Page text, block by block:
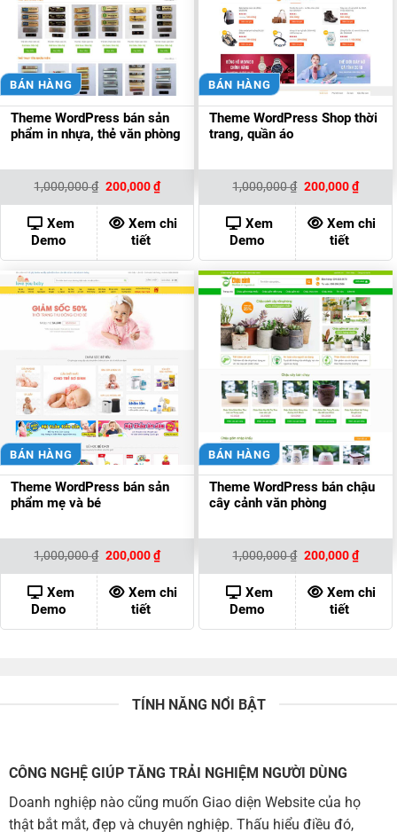
BÁN HÀNG
Theme WordPress bán sản
phẩm in nhựa, thẻ văn phòng
1,000,000₫ Giá
là:
1,000,000 ₫.
200,000₫Giá
hiện
tại
là:
200,000 ₫.
Xem
Demo
Xem chi
tiết
BÁN HÀNG
Theme WordPress Shop thời
trang, quần áo
1,000,000₫ Giá
là:
1,000,000 ₫.
200,000₫Giá
hiện
tại
là:
Xem
Demo
Xem chi
tiết
BÁN HÀNG
Theme WordPress bán sản
phẩm mẹ và bé
1,000,000₫ Giá
là:
1,000,000 ₫.
200,000₫Giá
hiện
tại
là:
200,000 ₫.
Xem
Demo
Xem chi
tiết
BÁN HÀNG
Theme WordPress bán chậu
cây cảnh văn phòng
1,000,000₫ Giá
là:
1,000,000 ₫.
200,000₫Giá
hiện
tại
là:
Xem
Demo
Xem chi
tiết
TÍNH NĂNG NỔI BẬT
CÔNG NGHỆ GIÚP TĂNG TRẢI NGHIỆM NGƯỜI DÙNG
Doanh nghiệp nào cũng muốn Giao diện Website của họ
thật bắt mắt, đẹp và chuyên nghiệp. Thấu hiểu điều đó,